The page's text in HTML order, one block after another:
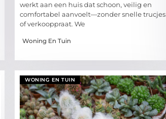
werkt aan een huis dat schoon, veilig en
comfortabel aanvoelt—zonder snelle trucjes
of verkooppraat. We
Woning En Tuin
WONING EN TUIN